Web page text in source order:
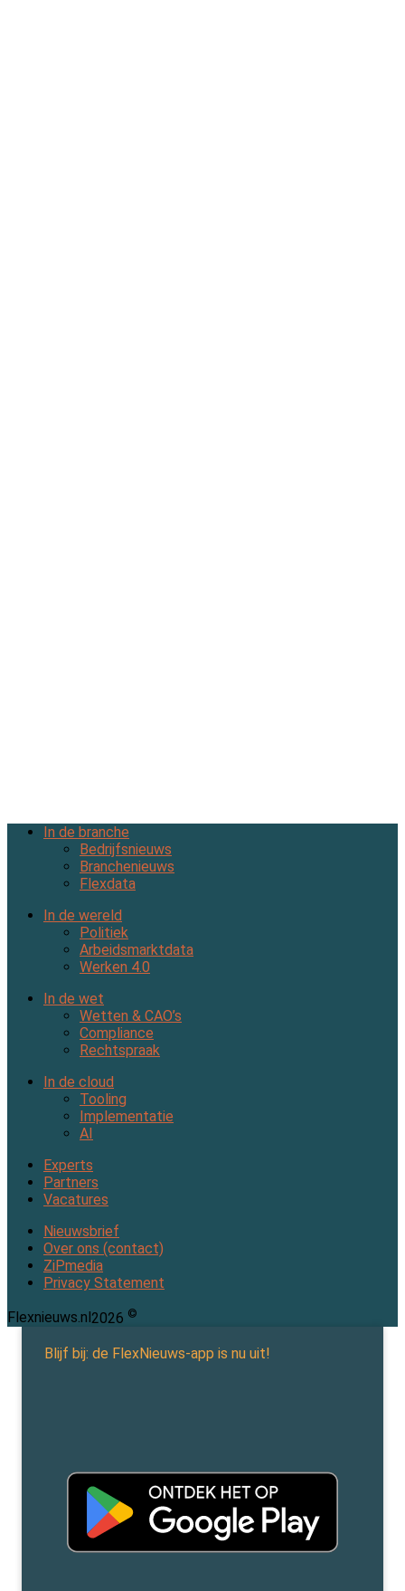
In de branche
Bedrijfsnieuws
Branchenieuws
Flexdata
In de wereld
Politiek
Arbeidsmarktdata
Werken 4.0
In de wet
Wetten & CAO’s
Compliance
Rechtspraak
In de cloud
Tooling
Implementatie
AI
Experts
Partners
Vacatures
Nieuwsbrief
Over ons (contact)
ZiPmedia
Privacy Statement
Flexnieuws.nl 2026 ©
Blijf bij: de FlexNieuws-app is nu uit!